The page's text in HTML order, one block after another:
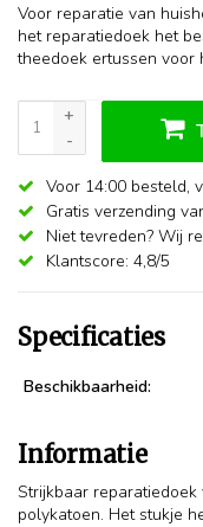
Voor reparatie van
het reparatiedoek het
theedoek ertussen voor
+
-
Voor 14:00 besteld,
Gratis verzending
Niet tevreden? Wij
Klantscore: 4,8/5
Specificaties
Beschikbaarheid:
Informatie
Strijkbaar
polykatoen. Het stukje